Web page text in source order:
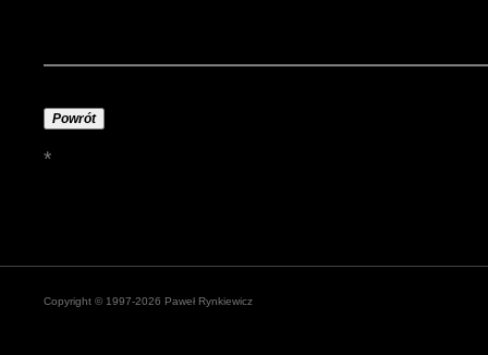
Powrót
*
Copyright © 1997-2026 Paweł Rynkiewicz